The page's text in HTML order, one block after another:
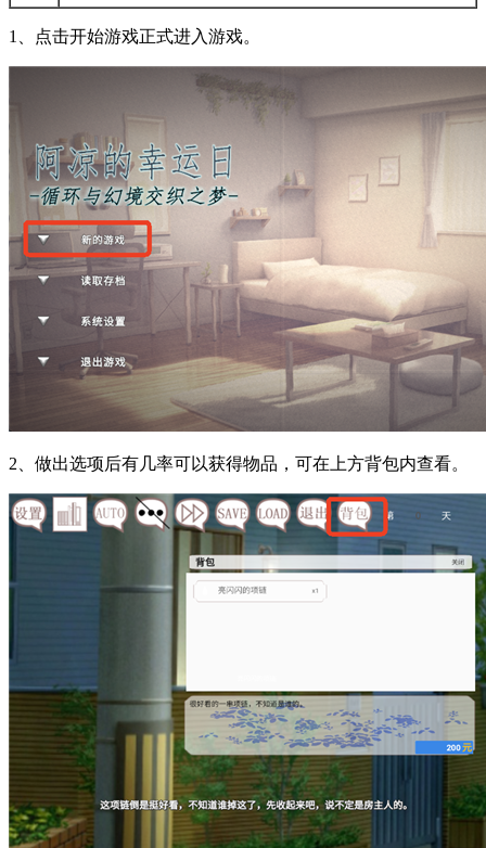
1、点击开始游戏正式进入游戏。
2、做出选项后有几率可以获得物品，可在上方背包内查看。